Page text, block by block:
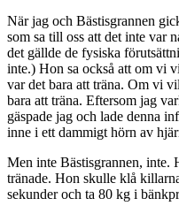
När jag och Bästisgrannen
som sa till oss att det inte var
det gällde de fysiska
inte.) Hon sa också att om vi
var det bara att träna. Om vi
bara att träna. Eftersom jag
gäspade jag och lade denna
inne i ett dammigt hörn av
Men inte Bästisgrannen, inte.
tränade. Hon skulle klå
sekunder och ta 80 kg i